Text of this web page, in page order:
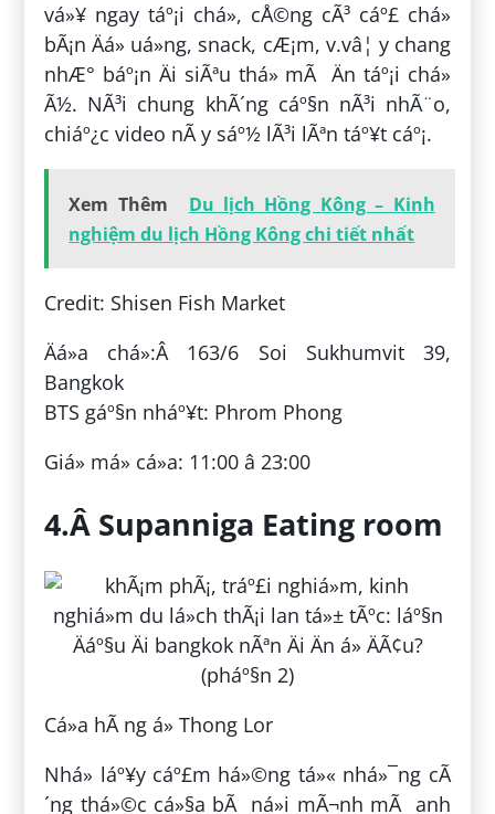
vá»¥ ngay táº¡i chá», cÅ©ng cÃ³ cáº£ chá»
bÃ¡n Äá» uá»ng, snack, cÆ¡m, v.vâ¦ y chang
nhÆ° báº¡n Äi siÃªu thá» mÃ Än táº¡i chá»
Ã½. NÃ³i chung khÃ´ng cáº§n nÃ³i nhÃ¨o,
chiáº¿c video nÃ y sáº½ lÃ³i lÃªn táº¥t cáº¡.
Xem Thêm
Du lịch Hồng Kông – Kinh
nghiệm du lịch Hồng Kông chi tiết nhất
Credit: Shisen Fish Market
Äá»a chá»:Â 163/6 Soi Sukhumvit 39,
Bangkok
BTS gáº§n nháº¥t: Phrom Phong
Giá» má» cá»­a: 11:00 â 23:00
4.Â Supanniga Eating room
Cá»­a hÃ ng á» Thong Lor
Nhá» láº¥y cáº£m há»©ng tá»« nhá»¯ng cÃ
´ng thá»©c cá»§a bÃ ná»i mÃ¬nh mÃ anh